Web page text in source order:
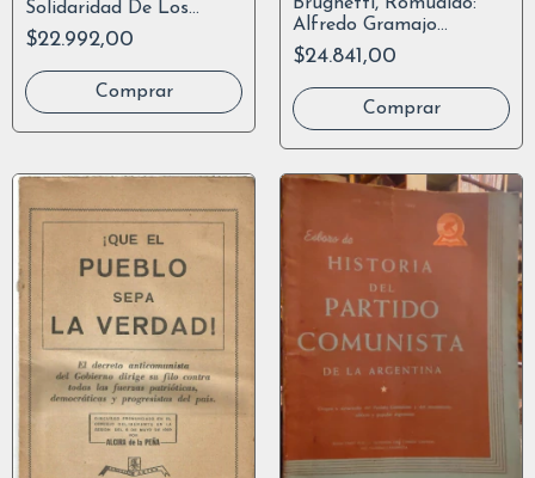
Solidaridad De Los
Pueblos París 1937
$22.992,00
Alfredo Gramajo
Gutiérrez Y El Realismo
$24.841,00